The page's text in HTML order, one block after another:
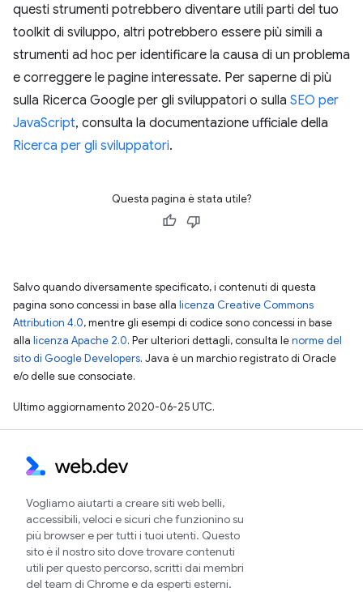
questi strumenti potrebbero diventare utili parti del tuo
toolkit di sviluppo, altri potrebbero essere più simili a
strumenti ad hoc per identificare la causa di un problema
e correggere le pagine interessate. Per saperne di più
sulla Ricerca Google per gli sviluppatori o sulla SEO per
JavaScript, consulta la documentazione ufficiale della
Ricerca per gli sviluppatori.
Questa pagina è stata utile?
Salvo quando diversamente specificato, i contenuti di questa
pagina sono concessi in base alla licenza Creative Commons
Attribution 4.0, mentre gli esempi di codice sono concessi in base
alla licenza Apache 2.0. Per ulteriori dettagli, consulta lenorme del
sito di Google Developers. Java è un marchio registrato di Oracle
e/o delle sue consociate.
Ultimo aggiornamento 2020-06-25 UTC.
Vogliamo aiutarti a creare siti web belli,
accessibili, veloci e sicuri che funzionino su
più browser e per tutti i tuoi utenti. Questo
sito è il nostro sito dove trovare contenuti
utili per questo percorso, scritti dai membri
del team di Chrome e da esperti esterni.